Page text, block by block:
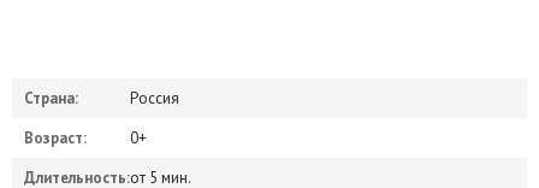
Страна:
Россия
Возраст:
0+
Длительность:от 5 мин.